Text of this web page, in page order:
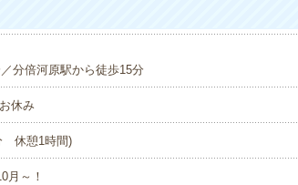
分倍河原駅から徒歩15分
休み
休憩1時間)
～！